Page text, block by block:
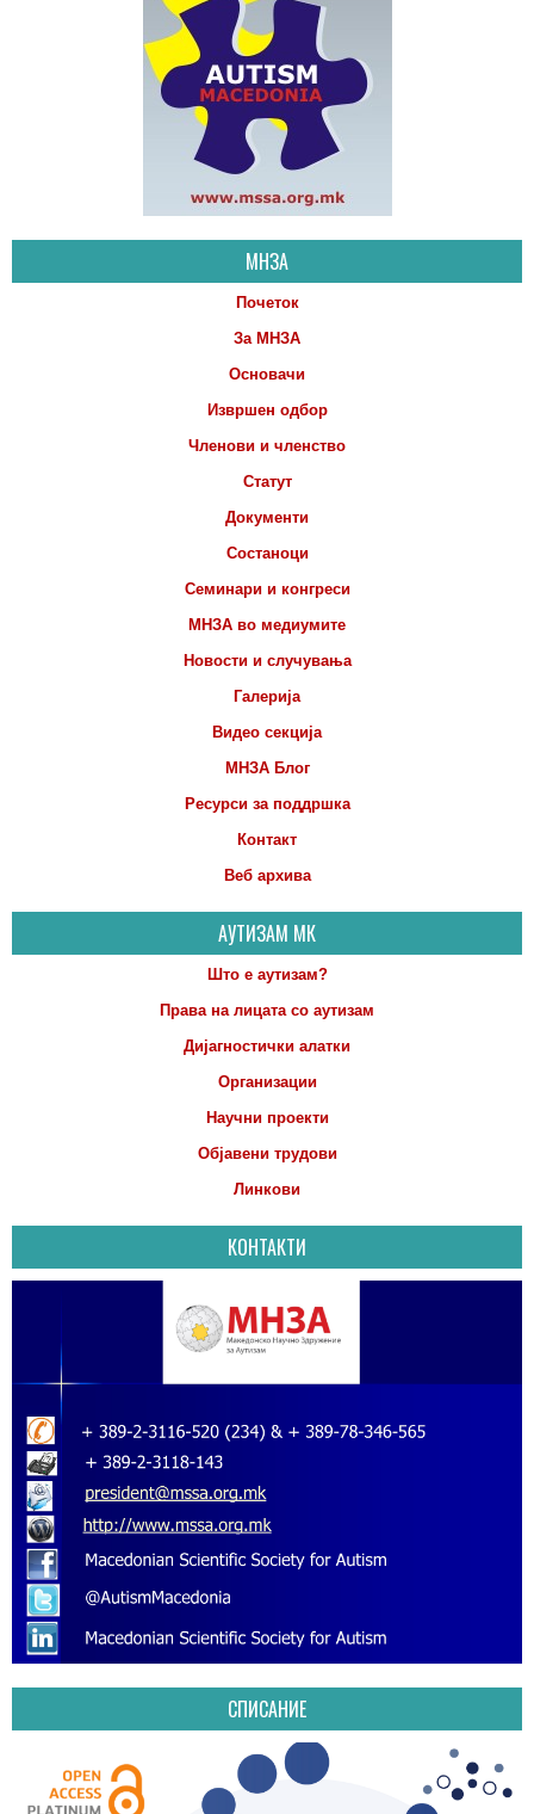
МНЗА
Почеток
За МНЗА
Основачи
Извршен одбор
Членови и членство
Статут
Документи
Состаноци
Семинари и конгреси
МНЗА во медиумите
Новости и случувања
Галерија
Видео секција
МНЗА Блог
Ресурси за поддршка
Контакт
Веб архива
АУТИЗАМ МК
Што е аутизам?
Права на лицата со аутизам
Дијагностички алатки
Организации
Научни проекти
Објавени трудови
Линкови
КОНТАКТИ
СПИСАНИЕ